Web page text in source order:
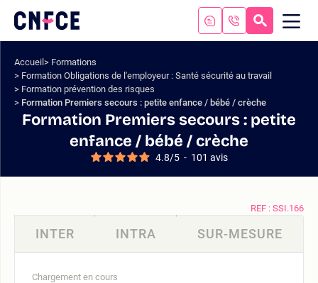
contenu
menu
Aller
Logo
site
Accueil
Formations
Formation Obligations de l'employeur : Santé sécurité au travail
Formation prévention des risques
Formation Premiers secours : petite enfance / bébé / crèche
Formation Premiers secours : petite
enfance / bébé / crèche
4.8/5 - 101 avis
REF : SSI.166
INTER INTRA SUR-MESURE